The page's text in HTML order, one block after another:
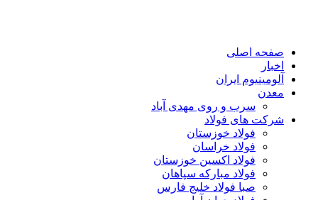
صفحه اصلی
اخبار
آلومینیوم ایران
معدن
سرب و روی مهدی آباد
شرکت های فولاد
فولاد خوزستان
فولاد خراسان
فولاد اکسین خوزستان
فولاد مبارکه سپاهان
صبا فولاد خلیج فارس